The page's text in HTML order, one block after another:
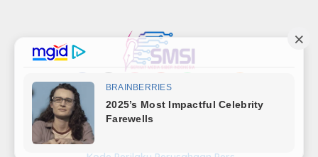
Indeks Kode Etik
Disclaimer